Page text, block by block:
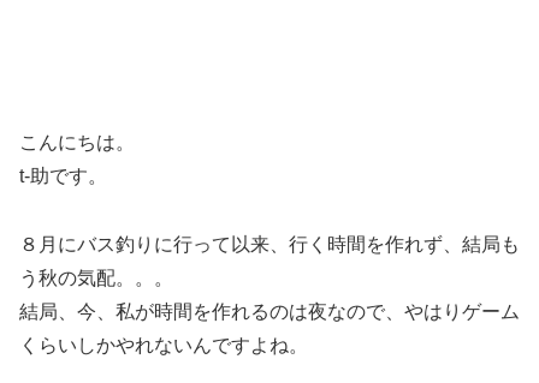
こんにちは。
t-助です。
８月にバス釣りに行って以来、行く時間を作れず、結局も
う秋の気配。。。
結局、今、私が時間を作れるのは夜なので、やはりゲーム
くらいしかやれないんですよね。